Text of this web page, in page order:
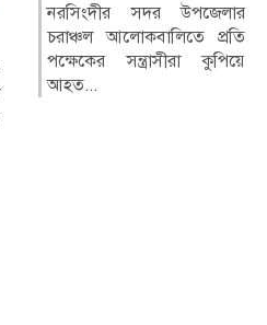
উলিপুরে জুলাই গণঅভ্যুত্থান
দিবসের অনুষ্ঠানে পেশাগত
দায়িত্ব পালনকালে স্টার নিউ...